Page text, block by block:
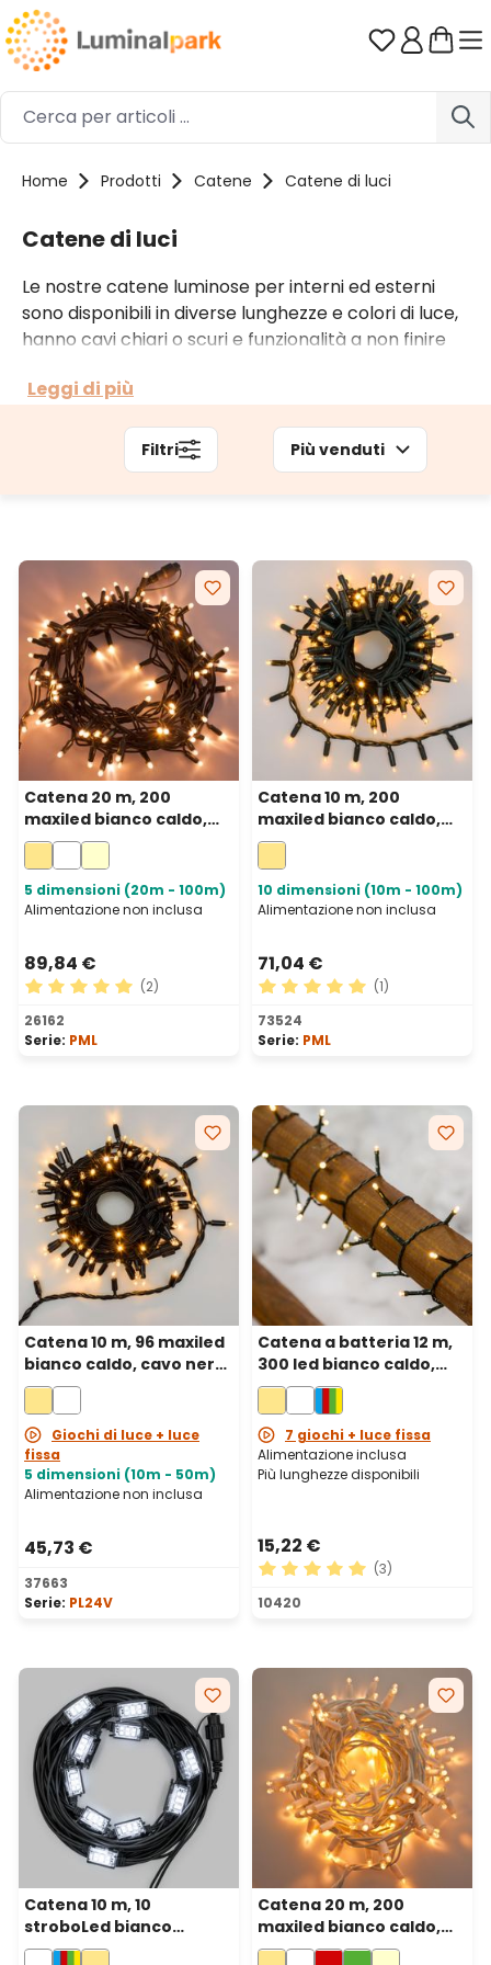
Passa al contenuto principale Hai 0
Home Prodotti Catene Catene di luci
Catene di luci
Le nostre catene luminose per interni ed esterni
sono disponibili in diverse lunghezze e colori di luce,
hanno cavi chiari o scuri e funzionalità a non finire
accessori. A seconda del contesto di utilizzo puoi
Leggi di più
Filtri Più venduti
Catena 20 m, 200
maxiled bianco caldo,
cavo verde,
prolungabile, IP67
5 dimensioni (20m - 100m)
Alimentazione non inclusa
89,84 €
Valutazione media di 5 su 5 stelle
(2)
26162
Serie: PML
Catena 10 m, 200
maxiled bianco caldo,
cavo verde,
prolungabile, IP67
10 dimensioni (10m - 100m)
Alimentazione non inclusa
71,04 €
Valutazione media di 5 su
(1)
73524
Serie: PML
Catena 10 m, 96 maxiled
bianco caldo, cavo nero,
prolungabile
Giochi di luce + luce
fissa
5 dimensioni (10m - 50m)
Alimentazione non inclusa
45,73 €
37663
Serie: PL24V
Catena a batteria 12 m,
300 led bianco caldo,
cavo verde
7 giochi + luce fissa
Alimentazione inclusa
Più lunghezze disponibili
15,22 €
Valutazione media di 5 su
(3)
10420
Catena 10 m, 10
stroboLed bianco
freddo, cavo nero,
Catena 20 m, 200
maxiled bianco caldo,
cavo bianco,